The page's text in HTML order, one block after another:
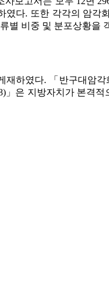
다. 또한 각각의 암각
별 비중 및 분포상황을
하였다. 「반구대암각
」은 지방자치가 본격